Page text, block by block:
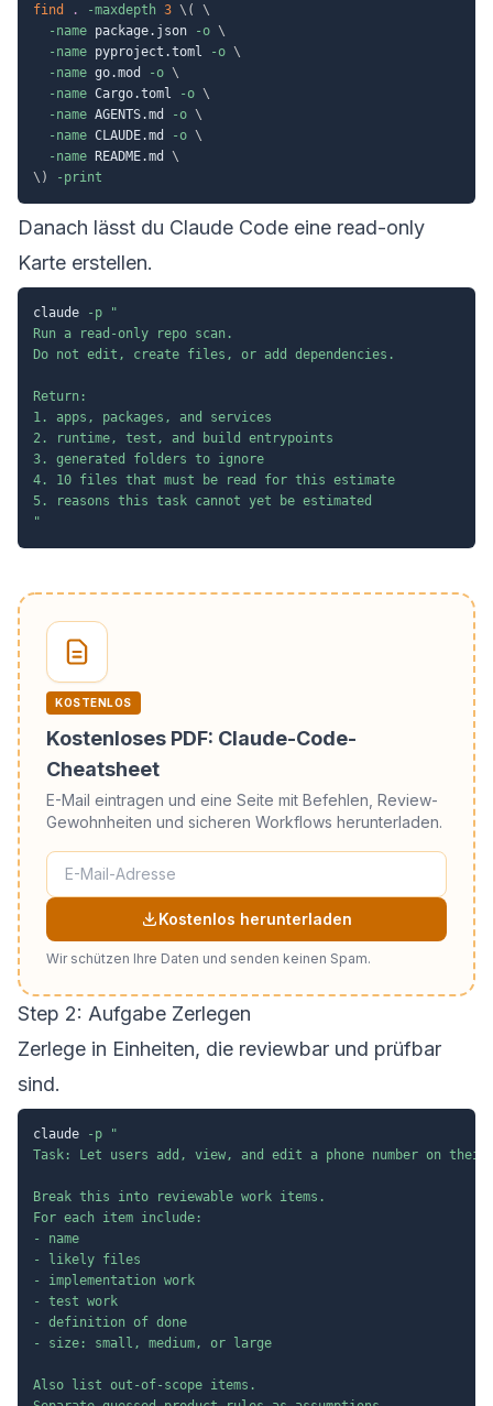
find . -maxdepth 3 \ (
\
-name package.json -o \
-name pyproject.toml -o \
-name go.mod -o \
-name Cargo.toml -o \
-name AGENTS.md -o \
-name CLAUDE.md -o \
-name README.md \
\ ) -print
Danach lässt du Claude Code eine read-only
Karte erstellen.
claude -p
"
Run a read-only repo scan.
Do not edit, create files, or add dependencies.
Return:
1. apps, packages, and services
2. runtime, test, and build entrypoints
3. generated folders to ignore
4. 10 files that must be read for this estimate
5. reasons this task cannot yet be estimated
"
KOSTENLOS
Kostenloses PDF: Claude-Code-
Cheatsheet
E-Mail eintragen und eine Seite mit Befehlen, Review-
Gewohnheiten und sicheren Workflows herunterladen.
Kostenlos herunterladen
Wir schützen Ihre Daten und senden keinen Spam.
Step 2: Aufgabe Zerlegen
Zerlege in Einheiten, die reviewbar und prüfbar
sind.
claude -p
"
Task: Let users add, view, and edit a phone number on
Break this into reviewable work items.
For each item include:
- name
- likely files
- implementation work
- test work
- definition of done
- size: small, medium, or large
Also list out-of-scope items.